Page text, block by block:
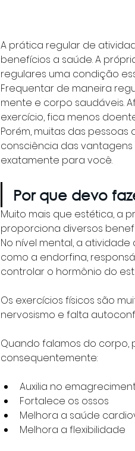
A prática regular de
benefícios a saúde. A
regulares uma condição
Frequentar de maneira
mente e corpo saudáveis.
exercício, fica menos
Porém, muitas das
consciência das
exatamente para você.
Por que devo
Muito mais que estética, a
proporciona diversos
No nível mental, a
como a endorfina,
controlar o hormônio do
Os exercícios físicos são
nervosismo e falta
Quando falamos do corpo,
consequentemente:
Auxilia no
Fortalece os ossos
Melhora a saúde
Melhora a flexibilidade